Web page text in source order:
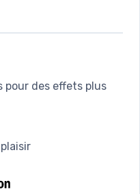
pour des effets plus